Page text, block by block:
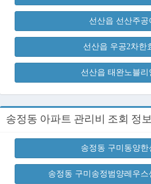
선산읍 선산주공
선산읍 우공2차한
선산읍 태완노블리
송정동 아파트 관리비 조회 정보
송정동 구미동양한
송정동 구미송정범양레우